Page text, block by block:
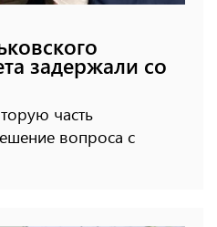
задержали со
часть
вопроса с